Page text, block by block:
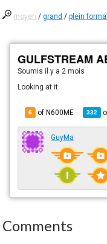
moyen /grand /plein
GULFSTREAM
Soumisil y a 2 mois
Looking at it
6 of N600ME 332
GuyMa
Comments